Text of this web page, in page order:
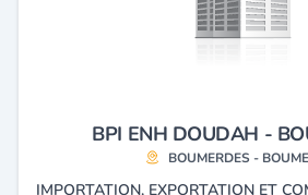
BPI ENH DOUDAH -
BOUMERDES -